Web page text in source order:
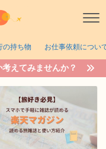
の持ち物 お仕事依頼につい
えてみませんか？